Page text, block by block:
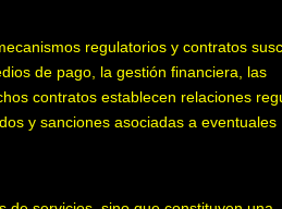
regulatorios y contratos
de pago, la gestión financiera, las
contratos establecen relaciones
y sanciones asociadas a eventuales